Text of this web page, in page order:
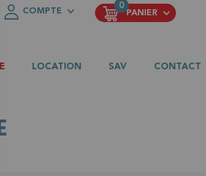
COMPTE
0
PANIER
LOCATION SAV CONTACT